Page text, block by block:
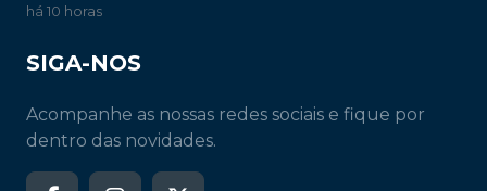
há 10 horas
SIGA-NOS
Acompanhe as nossas redes sociais e fique por
dentro das novidades.